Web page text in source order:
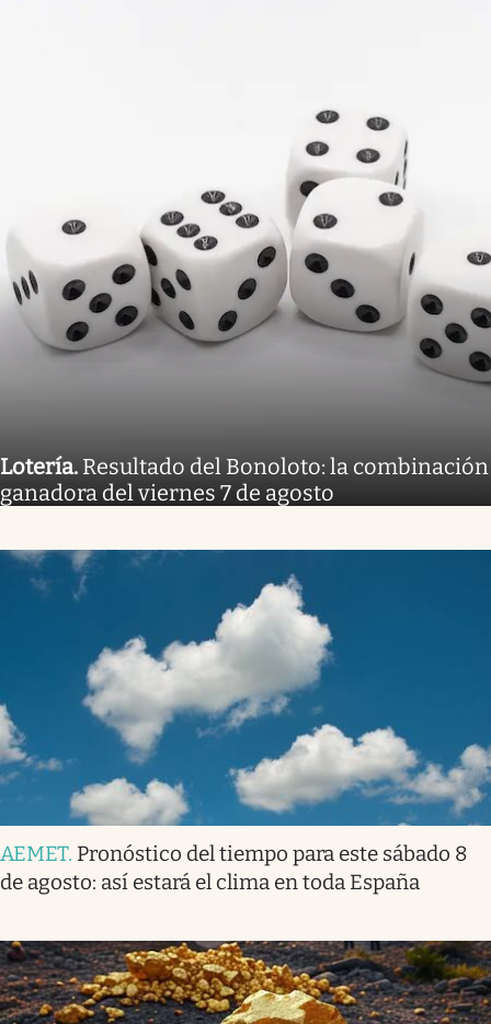
Lotería. Resultado del Bonoloto: la combinación
ganadora del viernes 7 de agosto
AEMET. Pronóstico del tiempo para este sábado 8
de agosto: así estará el clima en toda España